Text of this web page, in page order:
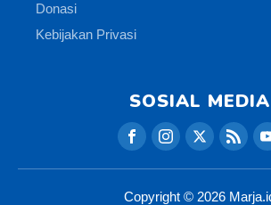
Donasi
Kebijakan Privasi
SOSIAL MEDIA
Copyright © 2026